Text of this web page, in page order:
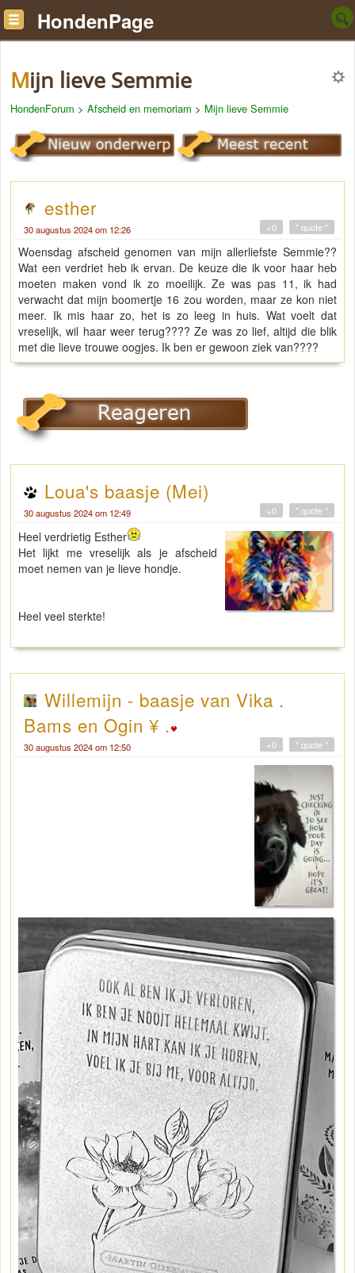
HondenPage
Mijn lieve Semmie
HondenForum > Afscheid en memoriam > Mijn lieve Semmie
esther
30 augustus 2024 om 12:26 " quote "
+0
Woensdag afscheid genomen van mijn allerliefste Semmie??
Wat een verdriet heb ik ervan. De keuze die ik voor haar heb
moeten maken vond ik zo moeilijk. Ze was pas 11, ik had
verwacht dat mijn boomertje 16 zou worden, maar ze kon niet
meer. Ik mis haar zo, het is zo leeg in huis. Wat voelt dat
vreselijk, wil haar weer terug???? Ze was zo lief, altijd die blik
met die lieve trouwe oogjes. Ik ben er gewoon ziek van????
Loua's baasje (Mei)
30 augustus 2024 om 12:49 " quote "
+0
Heel verdrietig Esther
Het lijkt me vreselijk als je afscheid
moet nemen van je lieve hondje.
Heel veel sterkte!
Willemijn - baasje van Vika .
Bams en Ogin ¥ .
30 augustus 2024 om 12:50 " quote "
+0